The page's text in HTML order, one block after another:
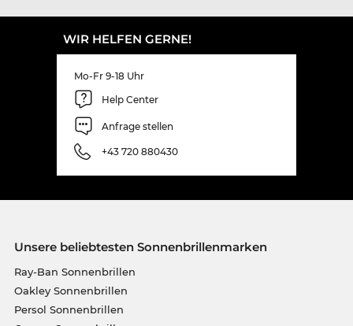
WIR HELFEN GERNE!
Mo-Fr 9-18 Uhr
Help Center
Anfrage stellen
+43 720 880430
Unsere beliebtesten Sonnenbrillenmarken
Ray-Ban Sonnenbrillen
Oakley Sonnenbrillen
Persol Sonnenbrillen